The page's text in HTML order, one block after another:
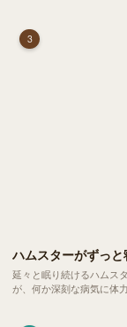
3
ハムスターがずっ
延々と眠り続けるハムス
が、何か深刻な病気に体